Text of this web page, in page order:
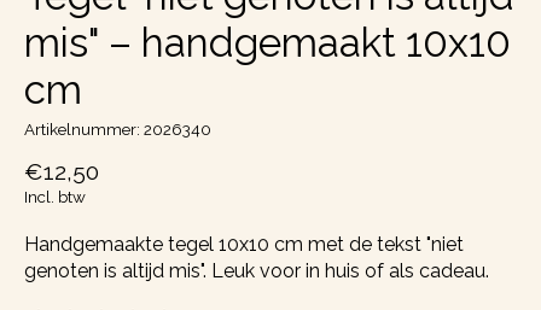
mis" – handgemaakt 10x10
cm
Artikelnummer: 2026340
€12,50
Incl. btw
Handgemaakte tegel 10x10 cm met de tekst "niet
genoten is altijd mis". Leuk voor in huis of als cadeau.